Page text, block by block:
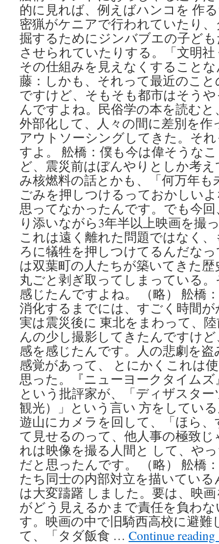
的に見れば、例えばハンコを 作
密猟がケニアで行われていたり
掘するためにジンバブエの子ど
させられていたりする。「文明
その仕組みを見えなくすること
藤：しかも、それって最近のこ
ですけど、そもそも都市はそう
んですよね。民俗学の本を読む
外部化して、人々の間に差別を作
アウトソーシングしてきた。そ
すよ。 舩橋：僕も今は偉そうな
ど、震災前はぼんやりとしか考
み核燃料の話とかも、「何万年
ごみを押しつけるっておかしい
思ってなかったんです。でも今
り添いながら3年半以上映画を撮
これは遠く離れた問題ではなく
ろに犠牲を押しつけてるんだな
は双葉町の人たちが築いてきた
丸ごと剥ぎ取ってしまっている
感じたんですよね。 （略） 舩橋
消化するまでには、すごく時間
実は震災後に 東北をまわって、
んの少し撮影してきたんですけ
感を感じたんです。人の悲劇を
感覚があって、 とにかくこれは
思った。『ニューヨークタイム
という批評家が、「ディザスタ
観光）」という言い 方をしてい
遊山にカメラを回して、「ほら
て見せるのって、他人事の極致
れは映像を撮る人間と して、や
だと思ったんです。 （略） 舩橋
たち同士の内部対立を描いてい
は大変躊躇 しました。要は、映
がどう見えるかまで責任を負わ
す。映画の中で旧騎西高校に避難
て、「タダ飯食 … Continue reading